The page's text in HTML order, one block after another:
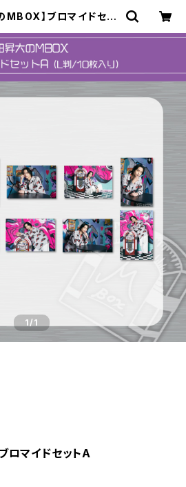
MBOX】ブロマイドセッ
1/1
ロマイドセットA